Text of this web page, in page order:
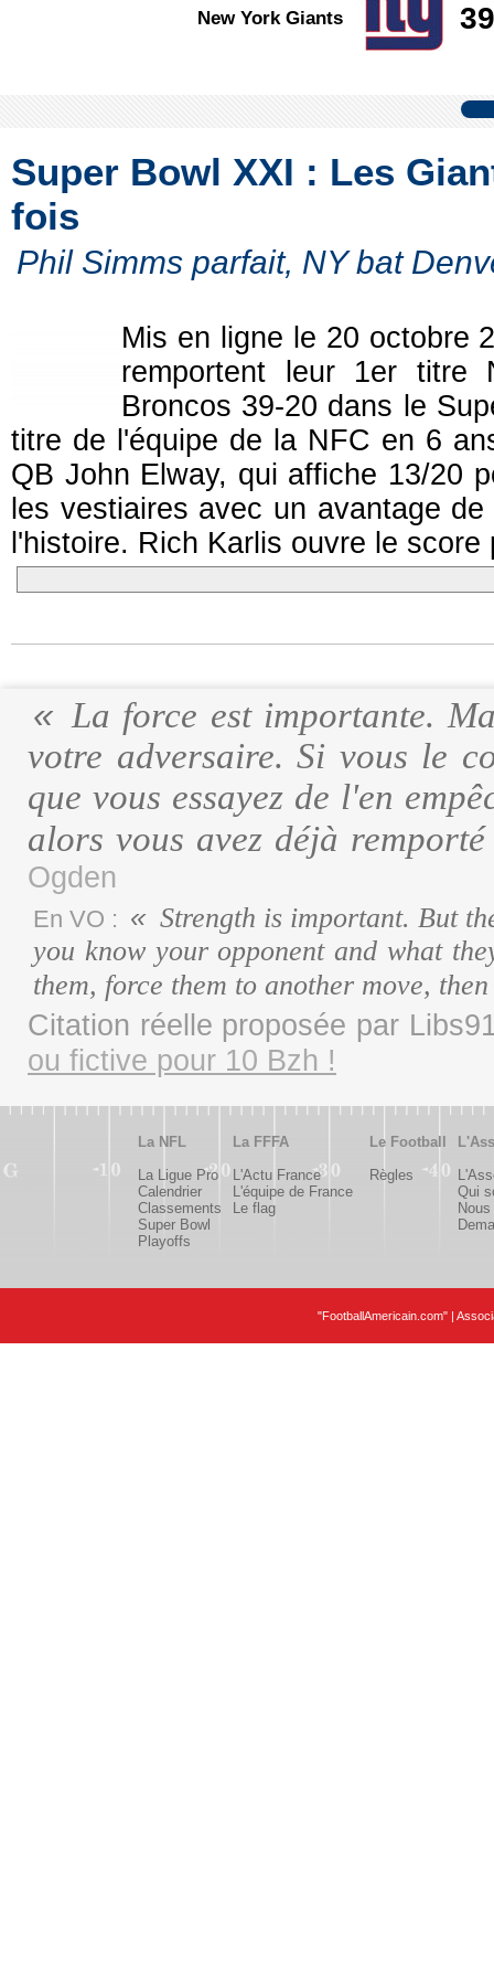
New York Giants 39
Super Bowl XXI : Les
fois
Phil Simms parfait, NY bat
Mis en ligne le 20 octobre
remportent leur 1er titre
Broncos 39-20 dans le
titre de l'équipe de la NFC en 6
QB John Elway, qui affiche 13/20
les vestiaires avec un avantage
l'histoire. Rich Karlis ouvre le
La force est importante.
votre adversaire. Si vous le
que vous essayez de l'en
alors vous avez déjà
Ogden
En VO :
Strength is important. But
you know your opponent and what
them, force them to another move,
Citation réelle proposée par
ou fictive pour 10 Bzh !
La NFL
La Ligue Pro
Calendrier
Classements
Super Bowl
Playoffs
La FFFA
L'Actu France
L'équipe de France
Le flag
Le Football
Règles
Qui
"FootballAmericain.com" |